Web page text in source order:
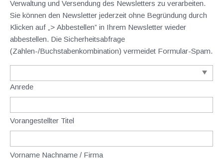
Verwaltung und Versendung des Newsletters zu verarbeiten.
Sie können den Newsletter jederzeit ohne Begründung durch
Klicken auf „> Abbestellen” in Ihrem Newsletter wieder
abbestellen. Die Sicherheitsabfrage
(Zahlen-/Buchstabenkombination) vermeidet Formular-Spam.
Anrede
Vorangestellter Titel
Vorname Nachname / Firma